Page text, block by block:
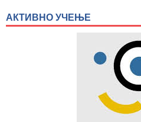
АКТИВНО УЧЕЊЕ